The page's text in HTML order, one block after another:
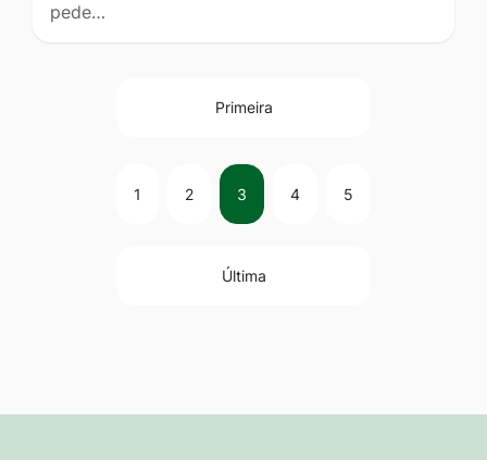
pede…
Primeira
1 2 3 4 5
Última